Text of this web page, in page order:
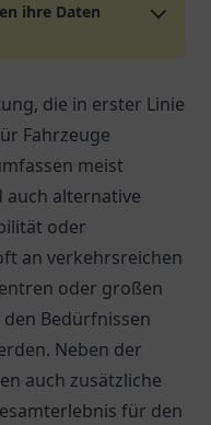
ihre Daten
die in erster Linie
Fahrzeuge
meist
auch alternative
oder
an verkehrsreichen
oder großen
Bedürfnissen
Neben der
auch zusätzliche
für den